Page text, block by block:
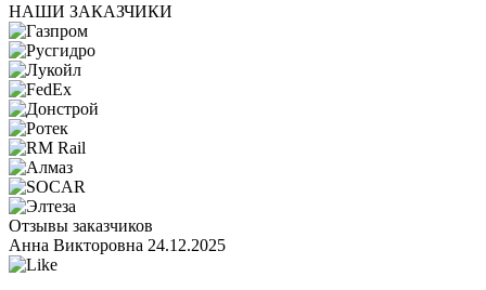
НАШИ ЗАКАЗЧИКИ
Отзывы заказчиков
Анна Викторовна 24.12.2025